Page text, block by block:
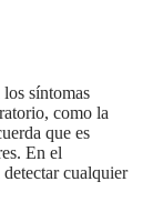
síntomas
como la
que es
En el
detectar cualquier